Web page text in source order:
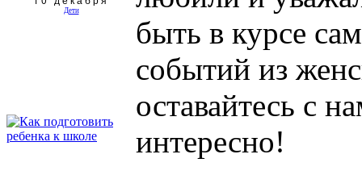
Дети
быть в курсе
событий из
оставайтесь с
интересно!